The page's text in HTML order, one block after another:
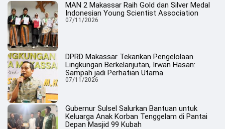
MAN 2 Makassar Raih Gold dan Silver Medal
Indonesian Young Scientist Association
07/11/2026
DPRD Makassar Tekankan Pengelolaan
Lingkungan Berkelanjutan, Irwan Hasan:
Sampah jadi Perhatian Utama
07/11/2026
Gubernur Sulsel Salurkan Bantuan untuk
Keluarga Anak Korban Tenggelam di Pantai
Depan Masjid 99 Kubah